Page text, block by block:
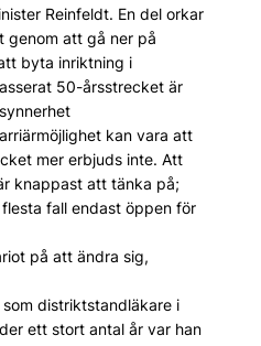
Reinfeldt. En del orkar
genom att gå ner på
byta inriktning i
50-årsstrecket är
kan vara att
mer erbjuds inte. Att
knappast att tänka på;
fall endast öppen för
på att ändra sig,
distriktstandläkare i
ett stort antal år var han